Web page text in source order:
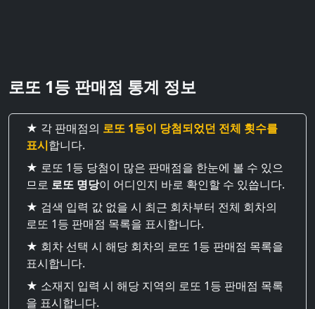
로또 1등 판매점 통계 정보
★ 각 판매점의 로또 1등이 당첨되었던 전체 횟수를
표시합니다.
★ 로또 1등 당첨이 많은 판매점을 한눈에 볼 수 있으
므로 로또 명당이 어디인지 바로 확인할 수 있씁니다.
★ 검색 입력 값 없을 시 최근 회차부터 전체 회차의
로또 1등 판매점 목록을 표시합니다.
★ 회차 선택 시 해당 회차의 로또 1등 판매점 목록을
표시합니다.
★ 소재지 입력 시 해당 지역의 로또 1등 판매점 목록
을 표시합니다.